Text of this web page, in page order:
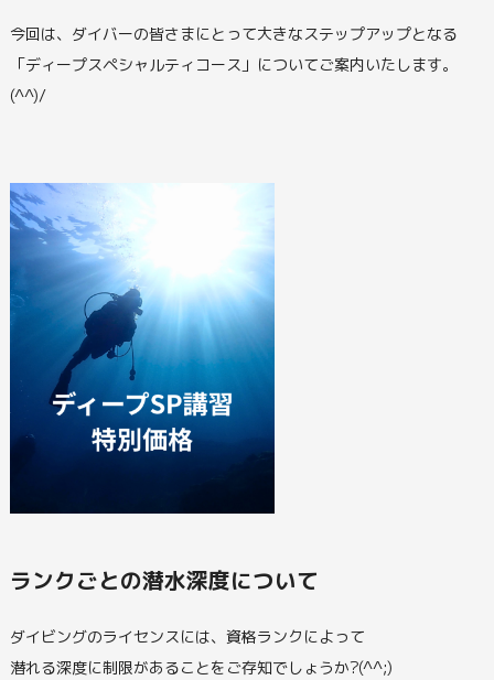
今回は、ダイバーの皆さまにとって大きなステップアップとなる
「ディープスペシャルティコース」についてご案内いたします。
(^^)/
ランクごとの潜水深度について
ダイビングのライセンスには、資格ランクによって
潜れる深度に制限があることをご存知でしょうか?(^^;)